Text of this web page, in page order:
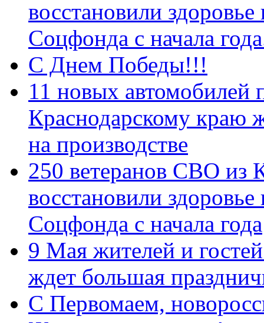
восстановили
Соцфонда с начала
С Днем Победы!!!
11 новых автомобилей
Краснодарскому краю
на производстве
250 ветеранов СВО из
восстановили
Соцфонда с начала года
9 Мая жителей и
ждет большая
C Первомаем,